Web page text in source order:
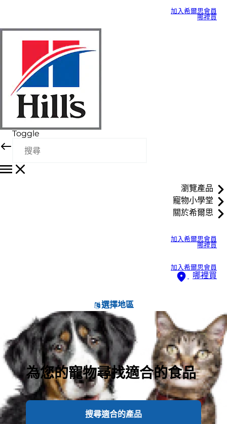
加入希爾思會員
哪裡買
Toggle
瀏覽產品
寵物小學堂
關於希爾思
加入希爾思會員
哪裡買
加入希爾思會員
哪裡買
選擇地區
為您的寵物尋找適合的食品
搜尋適合的產品